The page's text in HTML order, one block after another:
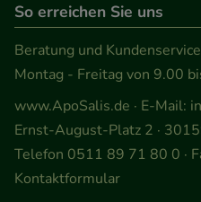
So erreichen Sie uns
Beratung und
Montag - Freitag von 9.00
www.ApoSalis.de · E-Mail:
Ernst-August-Platz 2 ·
Telefon 0511 89 71 80 0 ·
Kontaktformular